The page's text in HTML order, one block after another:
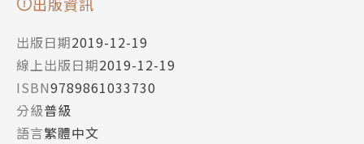
出版日期2019-12-19
線上出版日期2019-12-19
ISBN9789861033730
分級普級
語言繁體中文